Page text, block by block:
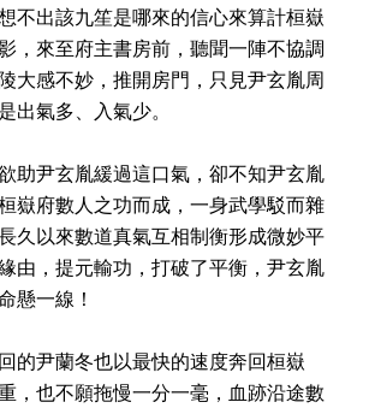
不出該九笙是哪來的信心來算計桓嶽
，來至府主書房前，聽聞一陣不協調
大感不妙，推開房門，只見尹玄胤周
出氣多、入氣少。
助尹玄胤緩過這口氣，卻不知尹玄胤
嶽府數人之功而成，一身武學駁而雜
久以來數道真氣互相制衡形成微妙平
由，提元輸功，打破了平衡，尹玄胤
懸一線！
的尹蘭冬也以最快的速度奔回桓嶽
，也不願拖慢一分一毫，血跡沿途數